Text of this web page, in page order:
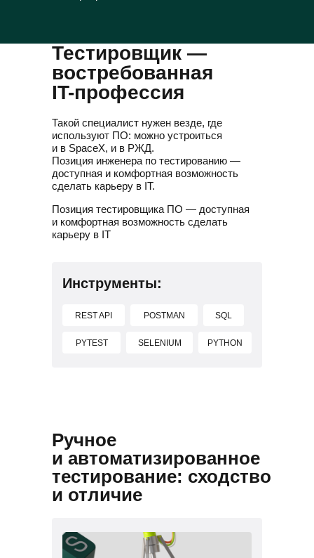
Тестировщик —
востребованная
IT-профессия
Такой специалист нужен везде, где
используют ПО: можно устроиться
и в SpaceX, и в РЖД.
Позиция инженера по тестированию —
доступная и комфортная возможность
сделать карьеру в IT.
Позиция тестировщика ПО — доступная
и комфортная возможность сделать
карьеру в IT
Инструменты:
REST API POSTMAN SQL
PYTHON
PYTEST SELENIUM
Ручное
и автоматизированное
тестирование: сходство
и отличие